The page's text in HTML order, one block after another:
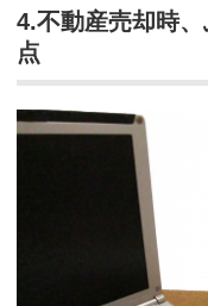
4.不動産売却時
点